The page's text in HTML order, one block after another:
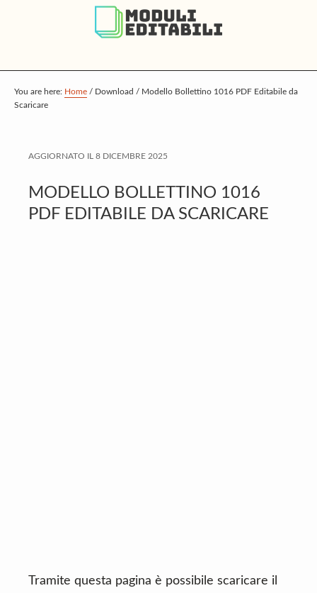
p
t
a
n
c
p
t
r
m
a
p
t
o
t
e
You are here: Home / Download / Modello Bollettino 1016 PDF Editabile da
Scaricare
AGGIORNATO IL 8 DICEMBRE 2025
MODELLO BOLLETTINO 1016
PDF EDITABILE DA SCARICARE
Tramite questa pagina è possibile scaricare il